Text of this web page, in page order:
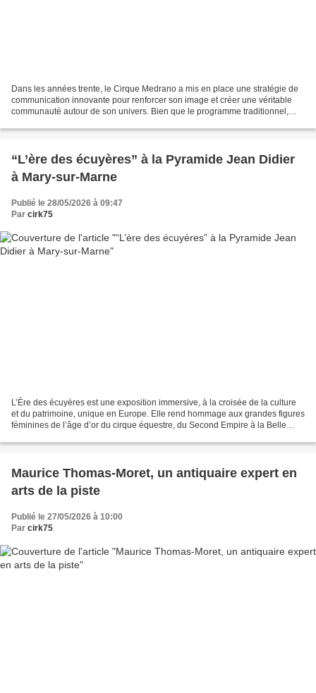
Dans les années trente, le Cirque Medrano a mis en place une stratégie de
communication innovante pour renforcer son image et créer une véritable
communauté autour de son univers. Bien que le programme traditionnel,
“L’ère des écuyères” à la Pyramide Jean Didier
à Mary-sur-Marne
Publié le 28/05/2026 à 09:47
Par cirk75
L’Ère des écuyères est une exposition immersive, à la croisée de la culture
et du patrimoine, unique en Europe. Elle rend hommage aux grandes figures
féminines de l’âge d’or du cirque équestre, du Second Empire à la Belle
Maurice Thomas-Moret, un antiquaire expert en
arts de la piste
Publié le 27/05/2026 à 10:00
Par cirk75